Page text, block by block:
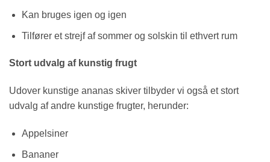
Kan bruges igen og igen
Tilfører et strejf af sommer og solskin til ethvert rum
Stort udvalg af kunstig frugt
Udover kunstige ananas skiver tilbyder vi også et stort
udvalg af andre kunstige frugter, herunder:
Appelsiner
Bananer